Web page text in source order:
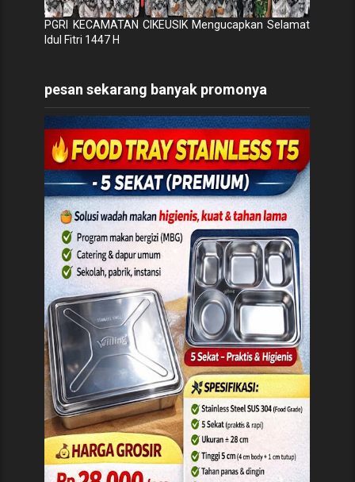
PGRI KECAMATAN CIKEUSIK Mengucapkan Selamat
Idul Fitri 1447 H
pesan sekarang banyak promonya